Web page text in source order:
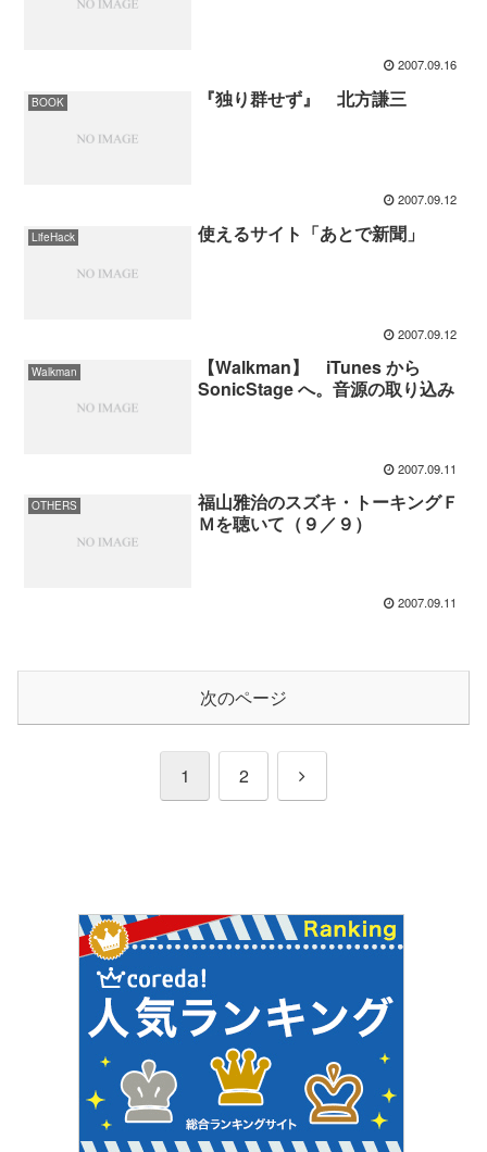
2007.09.16
BOOK 『独り群せず』 北方謙三
2007.09.12
LifeHack 使えるサイト「あとで新聞」
2007.09.12
Walkman
【Walkman】 iTunes から
SonicStage へ。音源の取り込み
2007.09.11
OTHERS
福山雅治のスズキ・トーキングＦ
Ｍを聴いて（９／９）
2007.09.11
次のページ
1 2
次